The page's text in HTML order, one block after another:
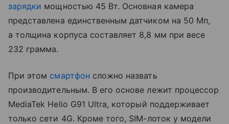
зарядки мощностью 45 Вт. Основная камера
представлена единственным датчиком на 50 Мп,
а толщина корпуса составляет 8,8 мм при весе
232 грамма.
При этом смартфон сложно назвать
производительным. В его основе лежит процессор
MediaTek Helio G91 Ultra, который поддерживает
только сети 4G. Кроме того, SIM-лоток у модели